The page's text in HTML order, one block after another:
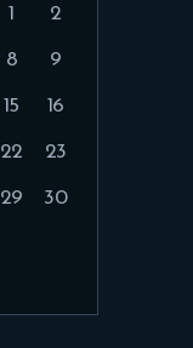
1 2
8 9
15 16
22 23
29 30